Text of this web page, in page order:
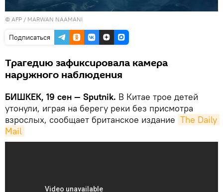
© AFP / MARWAN NAAMANI
Подписаться
Трагедию зафиксировала камера
наружного наблюдения
БИШКЕК, 19 сен — Sputnik. В Китае трое детей
утонули, играя на берегу реки без присмотра
взрослых, сообщает британское издание The Daily
Mail